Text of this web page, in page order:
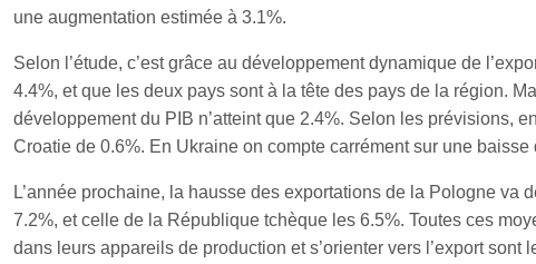
une augmentation estimée à 3.1%.
Selon l’étude, c’est grâce au développement dynamique de
4.4%, et que les deux pays sont à la tête des pays de la région.
développement du PIB n’atteint que 2.4%. Selon les prévisions,
Croatie de 0.6%. En Ukraine on compte carrément sur une baisse
L’année prochaine, la hausse des exportations de la Pologne
7.2%, et celle de la République tchèque les 6.5%. Toutes ces
dans leurs appareils de production et s’orienter vers l’export sont